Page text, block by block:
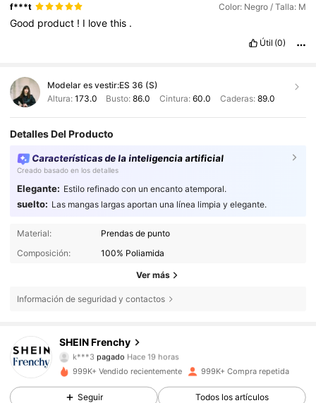
f***t Color: Negro / Talla: M
Good product ! I lovethis .
Útil (0)
Modelar es vestir:ES 36 (S)
Altura: 173.0 Busto:86.0 Cintura: 60.0 Caderas: 89.0
Detalles Del Producto
Características de la inteligencia artificial
Creado basado en los detalles
Elegante: Estilo refinado con un encanto atemporal.
suelto: Las mangas largas aportan una línea limpia y elegante.
Material:
Prendas de punto
Composición:
100% Poliamida
Ver más
Información de seguridad y contactos
SHEIN Frenchy
4,83
876K Seguidores
k***3 pagado Hace 19 horas
j***aseguido haceHace 10 minutos
4,83 876K Seguidores
999K+ Vendido recientemente 999K+ Compra repetida
Seguir Todos los artículos